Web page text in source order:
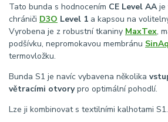
Tato bunda s hodnocením CE Level AAje
chrániči D3O Level 1 a kapsou na
Vyrobena je z robustní tkaniny MaxTex,
podšívku, nepromokavou membránu
termovložku.
Bunda S1 je navíc vybavena několika
větracími otvorypro optimální pohodlí.
Lze ji kombinovat s textilními kalhotami S1.